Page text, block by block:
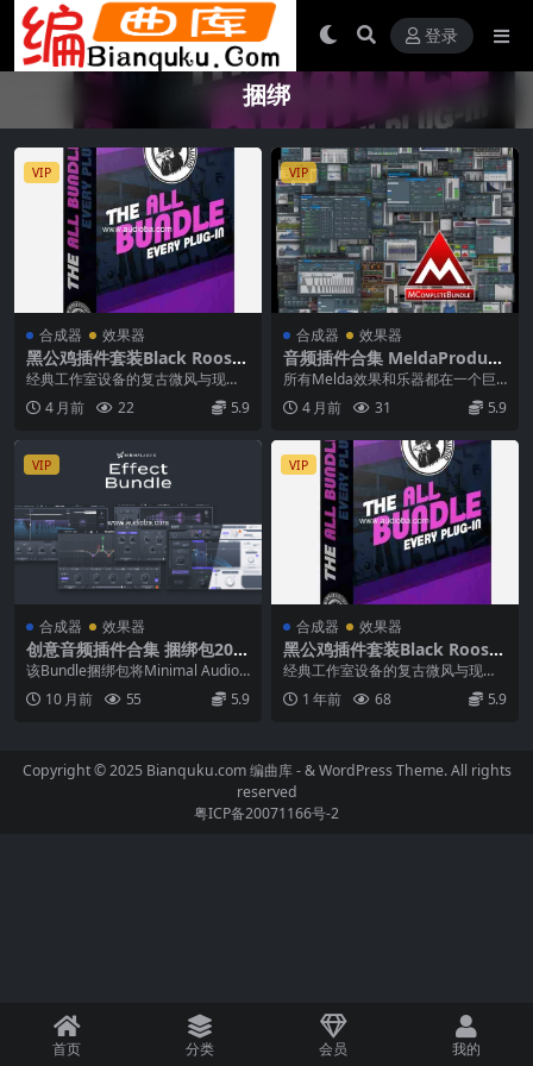
登录
捆绑
VIP
合成器 效果器
黑公鸡插件套装Black Rooste
r Audio The ALL Bundle v3.
经典工作室设备的复古微风与现代
相结合，易于应用的数字处理，使
这个捆绑包成为日常混...
4 月前 22 5.9
VIP
合成器 效果器
音频插件合集 MeldaProduct
ion MCompleteBundle v17.
所有Melda效果和乐器都在一个巨
大的捆绑包中 你需要的一切 MCom
plete...
4 月前 31 5.9
VIP
合成器 效果器
创意音频插件合集 捆绑包202
5.10 Minimal Audio Effects
Bundle macOS
该Bundle捆绑包将Minimal Audio
的所有创意音频插件集中到一个捆
绑...10 月前 55 5.9
VIP
合成器 效果器
黑公鸡插件套装Black Rooste
r Audio The ALL Bundle v3.
0.0 WIN MAC
经典工作室设备的复古微风与现代
相结合，易于应用的数字处理，使
这个捆绑包成为日常混...
1 年前 68 5.9
Copyright © 2025 Bianquku.com编曲库- & WordPress Theme. All rights
reserved
粤ICP备20071166号-2
首页 分类 会员 我的